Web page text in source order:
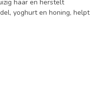
haar en herstelt
yoghurt en honing, helpt